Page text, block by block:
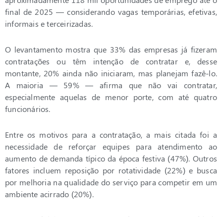
final de 2025 — considerando vagas temporárias, efetivas,
informais e terceirizadas.
O levantamento mostra que 33% das empresas já fizeram
contratações ou têm intenção de contratar e, desse
montante, 20% ainda não iniciaram, mas planejam fazê-lo.
A maioria — 59% — afirma que não vai contratar,
especialmente aquelas de menor porte, com até quatro
funcionários.
Entre os motivos para a contratação, a mais citada foi a
necessidade de reforçar equipes para atendimento ao
aumento de demanda típico da época festiva (47%). Outros
fatores incluem reposição por rotatividade (22%) e busca
por melhoria na qualidade do serviço para competir em um
ambiente acirrado (20%).